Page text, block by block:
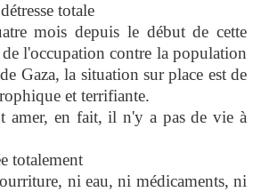
totale
mois depuis le début de cette
l'occupation contre la population
Gaza, la situation sur place est de
et terrifiante.
amer, en fait, il n'y a pas de vie à
totalement
ni eau, ni médicaments, ni